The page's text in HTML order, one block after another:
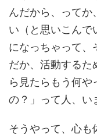
んだから、って
い（と思いこんで
になっちゃって、
だか、活動するた
ら見たらもう何
の？」って人、い
そうやって、心も